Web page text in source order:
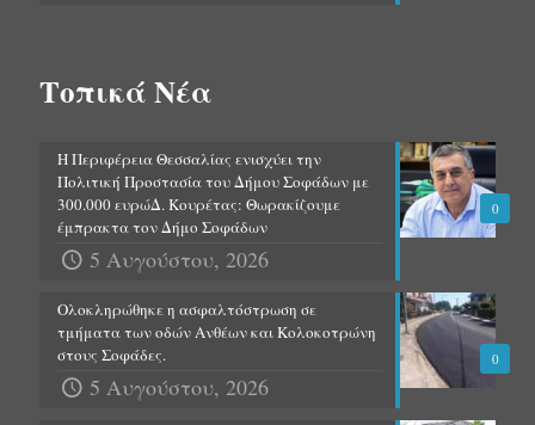
Τοπικά Νέα
0
Η Περιφέρεια Θεσσαλίας ενισχύει την
Πολιτική Προστασία του Δήμου Σοφάδων με
300.000 ευρώΔ. Κουρέτας: Θωρακίζουμε
έμπρακτα τον Δήμο Σοφάδων
5 Αυγούστου, 2026
0
Ολοκληρώθηκε η ασφαλτόστρωση σε
τμήματα των οδών Ανθέων και Κολοκοτρώνη
στους Σοφάδες.
5 Αυγούστου, 2026